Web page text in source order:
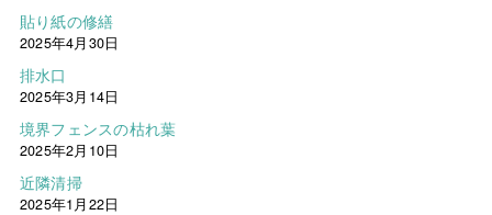
貼り紙の修繕
2025年4月30日
排水口
2025年3月14日
境界フェンスの枯れ葉
2025年2月10日
近隣清掃
2025年1月22日